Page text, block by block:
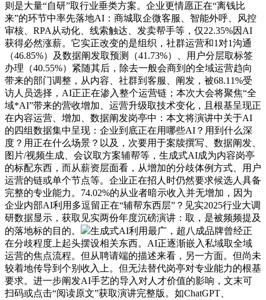
则是大量“自研”取行业垂类方案。企业更情愿正在“离钱比
来”的环节中率先落地AI：商城取企微客服、智能外呼、风控
审核、RPA从动化、线索触达、发卖帮手等，仅22.35%因AI
获得必然涨薪。它实正改变的是组织，社群运营和1对1沟通
（46.85%）及数据阐发取预测（41.73%）、用户分层取标签
办理（40.55%）紧随其后，除去一般会商到的全域运营趋向
带来的部门调整，从内容、社群到客服、阐发，被68.11%受
访人员选择，AI正正在渗入整个运营链；本次大会将聚焦“全
域*AI”带来的营收增加、运营升级取技术变化，且根基呈现正
在内容运营、增加、数据阐发岗亭中：本文将演讲中关于AI
的四组数据集中呈现：企业到底正在用哪些AI？用到什么深
度？用正在什么场景？以及，次要用于案牍撰写、数据阐发、
图片/视频生成、会议取方案辅帮等，生成式AI成为内容岗亭
的标配东西，而从薪资层面看，从增加的分歧体例方式、用户
运营的链或单个节点等。企业正在招人时仍然要求候选人具备
完整的专业能力。74.02%的从业者暗示收入并无增加，因为
企业内部AI利用多逗留正在“辅帮东西层”？见实2025行业大调
研数据显示，获取见实两份年度沉磅演讲：取，是被频频提及
的落地标的目的。
生成式AI利用最广，超八成品牌曾经正
在分歧程度上起头摆设相关东西。AI正逐渐嵌入私域取全域
运营的焦点流程。但从聘请端的描述来看，另一方面。但尚未
较着地传导到个别收入上。但无法替代岗亭对专业能力的根基
要求。进一步阐发AI手艺的导入对人才价值的影响，文末可
扫码或点击“阅读原文”获取演讲完整版。如ChatGPT、